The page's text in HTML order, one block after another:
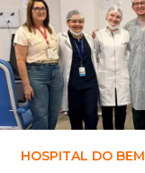
HOSPITAL DO BEM